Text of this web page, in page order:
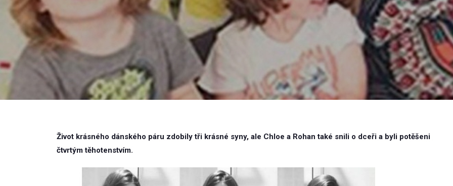
Život krásného dánského páru zdobily tři krásné syny, ale Chloe a Rohan také snili o dceři a byli potěšeni
čtvrtým těhotenstvím.